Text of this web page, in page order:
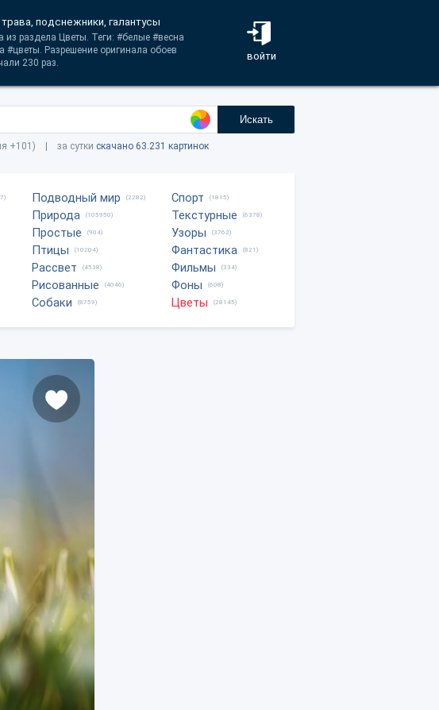
войти
подснежники, галантусы
раздела Цветы. Теги: #белые #весна
#цветы. Разрешение оригинала обоев
230 раз.
Искать
+101) | за сутки скачано 63.231 картинок
Подводный мир (2282)
Природа (105950)
Простые (904)
Птицы (10204)
Рассвет (4538)
Рисованные (4046)
Собаки (8759)
Спорт (1815)
Текстурные (6378)
Узоры (3762)
Фантастика (821)
Фильмы (334)
Фоны (608)
Цветы (28145)